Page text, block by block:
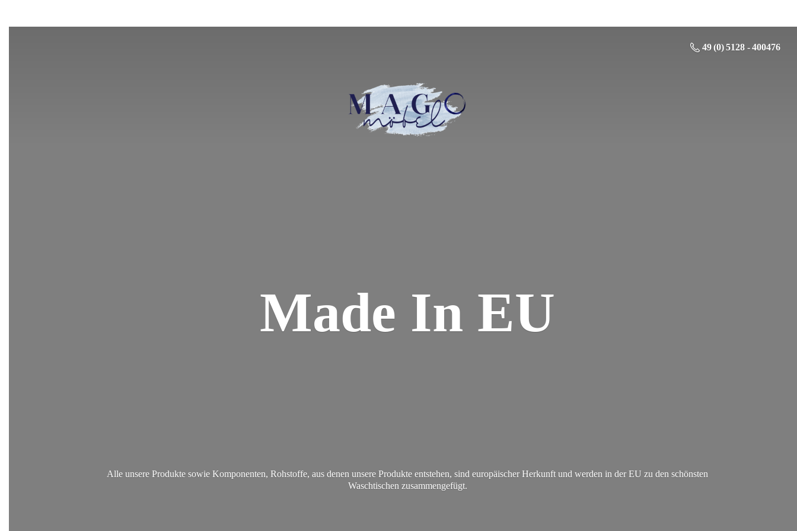
49 (0) 5128 - 400476
Made In EU
Alle unsere Produkte sowie Komponenten, Rohstoffe, aus denen unsere Produkte entstehen, sind europäischer Herkunft und werden in der EU zu den schönsten
Waschtischen zusammengefügt.